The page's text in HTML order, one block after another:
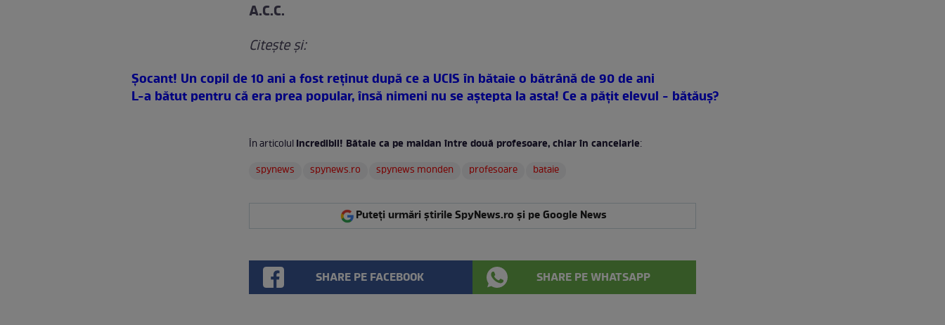
A.C.C.
Citeşte şi:
Şocant! Un copil de 10 ani a fost reţinut după ce a UCIS în bătaie o bătrână de 90 de ani
L-a bătut pentru că era prea popular, însă nimeni nu se aștepta la asta! Ce a păţit elevul - bătăuş?
În articolulIncredibil! Bătaie ca pe maidan între două profesoare, chiar în cancelarie:
spynews
spynews.ro spynews monden profesoare bataie
Puteți urmări știrile SpyNews.ro și pe Google News
SHARE PE FACEBOOK SHARE PE WHATSAPP